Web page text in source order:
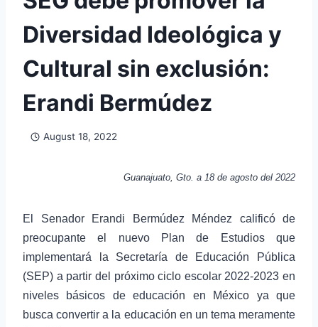
Diversidad Ideológica y
Cultural sin exclusión:
Erandi Bermúdez
August 18, 2022
Guanajuato, Gto. a 18 de agosto del 2022
El Senador Erandi Bermúdez Méndez calificó de
preocupante el nuevo Plan de Estudios que
implementará la Secretaría de Educación Pública
(SEP) a partir del próximo ciclo escolar 2022-2023 en
niveles básicos de educación en México ya que
busca convertir a la educación en un tema meramente